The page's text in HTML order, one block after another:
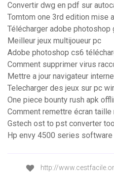
Convertir dwg en pdf sur
Tomtom one 3rd edition mise
Télécharger adobe
Meilleur jeux multijoueur pc
Adobe photoshop cs6
Comment supprimer virus
Mettre a jour navigateur
Telecharger des jeux sur pc
One piece bounty rush apk
Comment remettre écran taille
Gstech ost to pst converter tool
Hp envy 4500 series software
http://